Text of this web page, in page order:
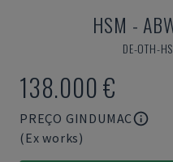
HSM -
DE-OTH-
138.000 €
PREÇO GINDUMAC
(Ex works)